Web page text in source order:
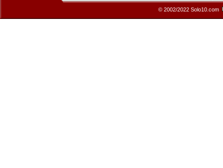
© 2002/2022 Solo10.com